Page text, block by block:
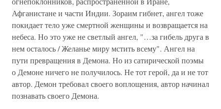
Афганистане и части Индии. Зораим гибнет, ангел тоже
покидает тело уже смертной женщины и возвращается на
небеса. Но это уже не светлый ангел, "…за гибель друга в
нем осталось / Желанье миру мстить всему". Ангел на
пути превращения в Демона. Но из сатирической поэмы
о Демоне ничего не получилось. Не тот герой, да и не тот
автор. Демон требовал своего воплощения, автор начинал
познавать своего Демона.